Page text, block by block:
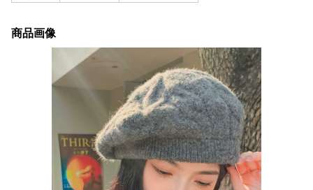
商品画像